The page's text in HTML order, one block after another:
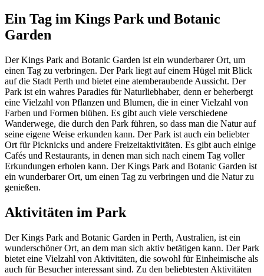
Ein Tag im Kings Park und Botanic
Garden
Der Kings Park and Botanic Garden ist ein wunderbarer Ort, um
einen Tag zu verbringen. Der Park liegt auf einem Hügel mit Blick
auf die Stadt Perth und bietet eine atemberaubende Aussicht. Der
Park ist ein wahres Paradies für Naturliebhaber, denn er beherbergt
eine Vielzahl von Pflanzen und Blumen, die in einer Vielzahl von
Farben und Formen blühen. Es gibt auch viele verschiedene
Wanderwege, die durch den Park führen, so dass man die Natur auf
seine eigene Weise erkunden kann. Der Park ist auch ein beliebter
Ort für Picknicks und andere Freizeitaktivitäten. Es gibt auch einige
Cafés und Restaurants, in denen man sich nach einem Tag voller
Erkundungen erholen kann. Der Kings Park and Botanic Garden ist
ein wunderbarer Ort, um einen Tag zu verbringen und die Natur zu
genießen.
Aktivitäten im Park
Der Kings Park and Botanic Garden in Perth, Australien, ist ein
wunderschöner Ort, an dem man sich aktiv betätigen kann. Der Park
bietet eine Vielzahl von Aktivitäten, die sowohl für Einheimische als
auch für Besucher interessant sind. Zu den beliebtesten Aktivitäten